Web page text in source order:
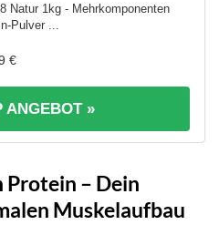
Natur 1kg - Mehrkomponenten
Pulver ...
€
ANGEBOT »
– Dein
Muskelaufbau